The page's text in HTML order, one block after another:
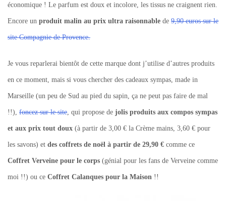
économique ! Le parfum est doux et incolore, les tissus ne craignent rien.
Encore un produit malin au prix ultra raisonnable de 9,90 euros sur le
site Compagnie de Provence.
Je vous reparlerai bientôt de cette marque dont j’utilise d’autres produits
en ce moment, mais si vous chercher des cadeaux sympas, made in
Marseille (un peu de Sud au pied du sapin, ça ne peut pas faire de mal
!!), foncez sur le site , qui propose de jolis produits aux compos sympas
et aux prix tout doux (à partir de 3,00 € la Crème mains, 3,60 € pour
les savons) et des coffrets de noël à partir de 29,90 € comme ce
Coffret Verveine pour le corps (génial pour les fans de Verveine comme
moi !!) ou ce Coffret Calanques pour la Maison !!